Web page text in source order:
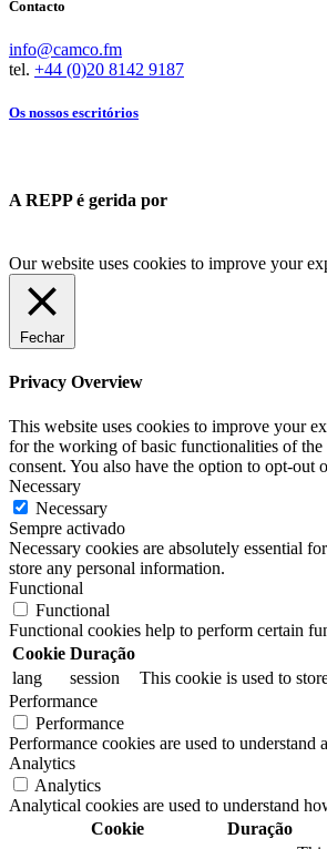
Contacto
info@camco.fm
tel. +44 (0)20 8142 9187
Os nossos escritórios
A REPP é gerida por
Our website uses cookies to improve your
Fechar
Privacy Overview
This website uses cookies to improve your
for the working of basic functionalities of
consent. You also have the option to opt-out
Necessary
Necessary
Sempre activado
Necessary cookies are absolutely essential
store any personal information.
Functional
Functional
Functional cookies help to perform certain
Cookie Duração
lang
session
This cookie is used to
Performance
Performance
Performance cookies are used to
Analytics
Analytics
Analytical cookies are used to understand
Cookie
Duração